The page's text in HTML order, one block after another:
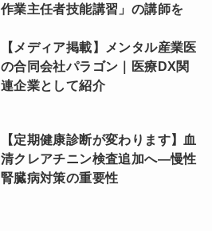
作業主任者技能講習」の講師を
【メディア掲載】メンタル産業医
の合同会社パラゴン｜医療DX関
連企業として紹介
【定期健康診断が変わります】血
清クレアチニン検査追加へ―慢性
腎臓病対策の重要性